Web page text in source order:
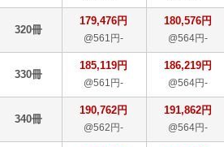
320冊
179,476円
@561円-
180,576円
@564円-
330冊
185,119円
@561円-
186,219円
@564円-
340冊
190,762円
@562円-
191,862円
@564円-